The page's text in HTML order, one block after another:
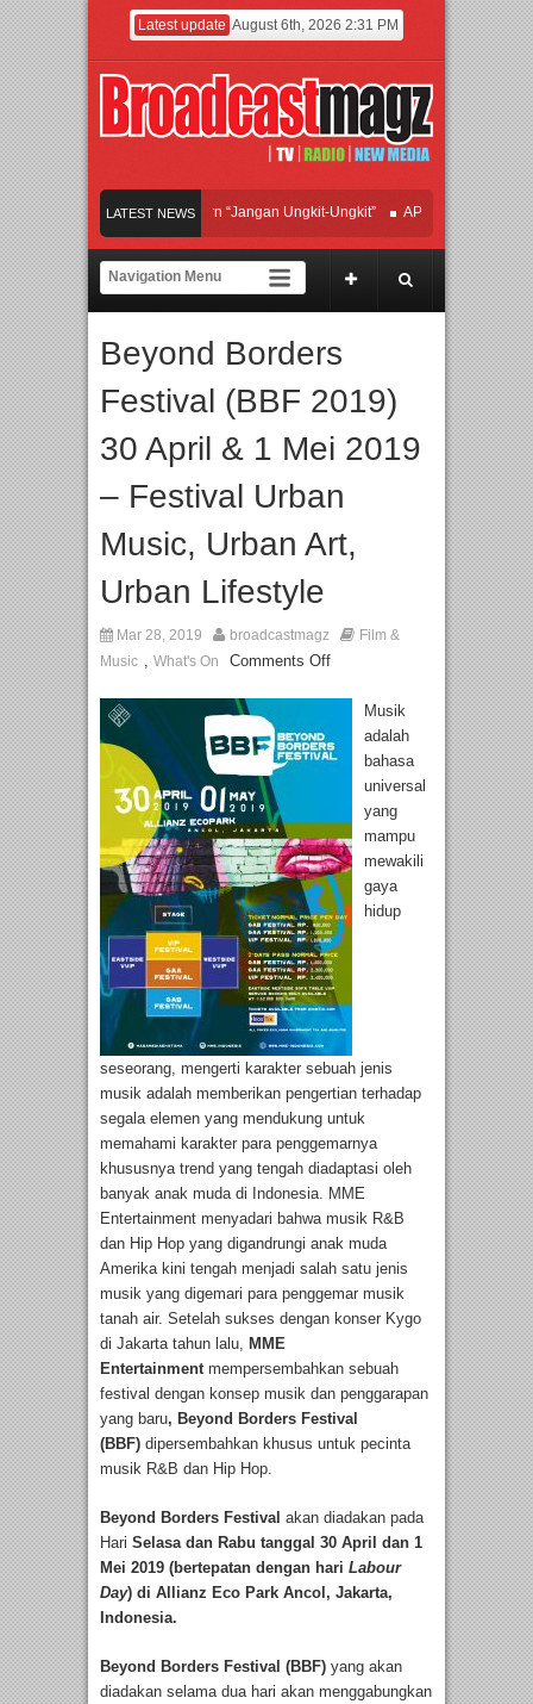
Latest update August 6th, 2026 2:31 PM
LATEST NEWS
Hadirkan Hipdut Modern “Jangan Ungkit-Ungkit” APMF 2026 Dorong
Perpaduan Warisan Dan Semangat Lokal, BIRKENSTOCK INDONESIA
Orchestra Presents The Beatles & Queen – feat. Marcello Tahitoe dan
Beyond Borders
Festival (BBF 2019)
30 April & 1 Mei 2019
– Festival Urban
Music, Urban Art,
Urban Lifestyle
Mar 28, 2019 broadcastmagz
Film &
Music , What's On Comments Off
Musik
adalah
bahasa
universal
yang
mampu
mewakili
gaya
hidup
seseorang, mengerti karakter sebuah jenis
musik adalah memberikan pengertian terhadap
segala elemen yang mendukung untuk
memahami karakter para penggemarnya
khususnya trend yang tengah diadaptasi oleh
banyak anak muda di Indonesia. MME
Entertainment menyadari bahwa musik R&B
dan Hip Hop yang digandrungi anak muda
Amerika kini tengah menjadi salah satu jenis
musik yang digemari para penggemar musik
tanah air. Setelah sukses dengan konser Kygo
di Jakarta tahun lalu, MME
Entertainmentmempersembahkan sebuah
festival dengan konsep musik dan penggarapan
yang baru, Beyond Borders Festival
(BBF) dipersembahkan khusus untuk pecinta
musik R&B dan Hip Hop.
Beyond Borders Festival akan diadakan pada
Hari Selasa dan Rabu tanggal 30 April dan 1
Mei 2019 (bertepatan dengan hari Labour
Day) di Allianz Eco Park Ancol, Jakarta,
Indonesia.
Beyond Borders Festival (BBF) yang akan
diadakan selama dua hari akan menggabungkan